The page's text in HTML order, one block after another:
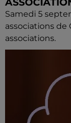
Samedi 5
associations de
associations.